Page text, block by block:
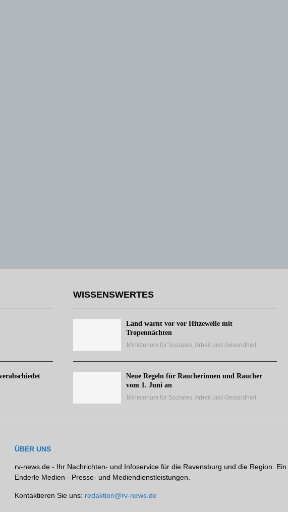
WISSENSWERTES
Land warnt vor vor Hitzewelle mit
Tropennächten
Ministerium für Soziales, Arbeit und Gesundheit
Neue Regeln für Raucherinnen und Raucher
vom 1. Juni an
Ministerium für Soziales, Arbeit und Gesundheit
ÜBER UNS
rv-news.de - Ihr Nachrichten- und Infoservice für die Ravensburg und die Region. Ein
Enderle Medien - Presse- und Mediendienstleistungen.
Kontaktieren Sie uns: redaktion@rv-news.de